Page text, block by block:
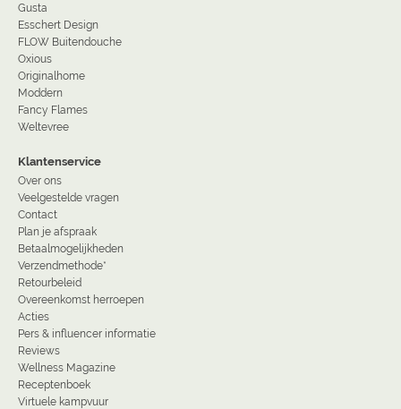
Gusta
Esschert Design
FLOW Buitendouche
Oxious
Originalhome
Moddern
Fancy Flames
Weltevree
Klantenservice
Over ons
Veelgestelde vragen
Contact
Plan je afspraak
Betaalmogelijkheden
Verzendmethode*
Retourbeleid
Overeenkomst herroepen
Acties
Pers & influencer informatie
Reviews
Wellness Magazine
Receptenboek
Virtuele kampvuur